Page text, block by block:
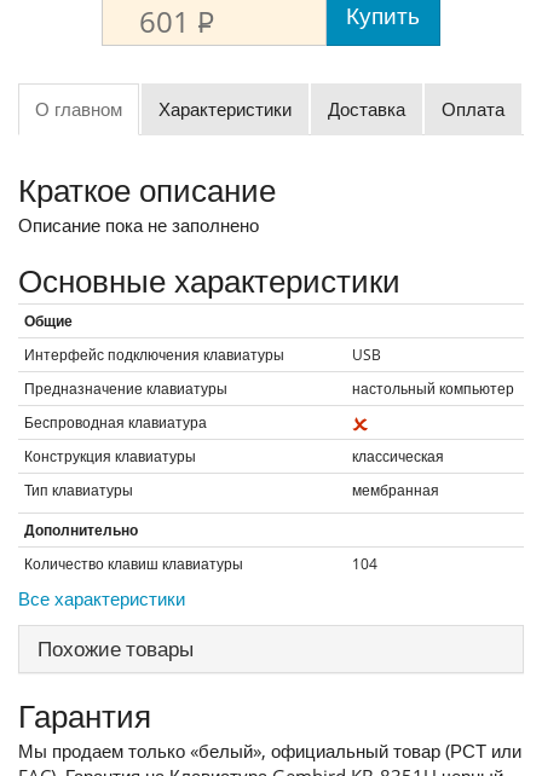
601 P Купить
О главном Характеристики Доставка Оплата
Краткое описание
Описание пока не заполнено
Основные характеристики
Общие
Интерфейс подключения клавиатуры
USB
Предназначение клавиатуры
настольный компьютер
Беспроводная клавиатура
Конструкция клавиатуры
классическая
Тип клавиатуры
мембранная
Дополнительно
Количество клавиш клавиатуры
104
Все характеристики
Похожие товары
Гарантия
Мы продаем только «белый», официальный товар (РСТ или